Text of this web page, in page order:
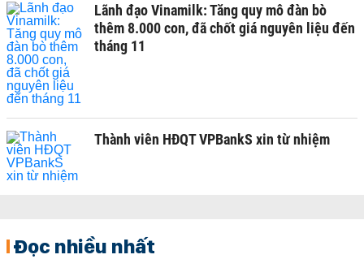
Lãnh đạo Vinamilk: Tăng quy mô đàn bò
thêm 8.000 con, đã chốt giá nguyên liệu đến
tháng 11
Thành viên HĐQT VPBankS xin từ nhiệm
Đọc nhiều nhất